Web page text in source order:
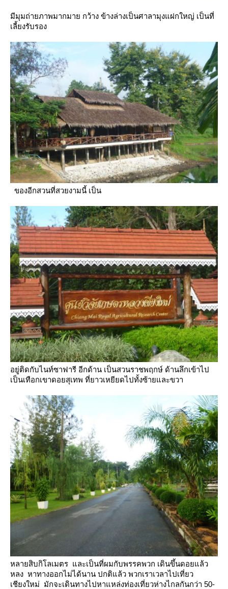
มีมุมถ่ายภาพมากมาย กว้าง ข้างล่างเป็นศาลามุงแฝกใหญ่ เป็นที่
เลี้ยงรับรอง
ของอีกสวนที่สวยงามนี้ เป็น
อยู่ติดกับไนท์ซาฟารี อีกด้าน เป็นสวนราชพฤกษ์ ด้านลึกเข้าไป
เป็นเทือกเขาดอยสุเทพ ที่ยาวเหยียดไปทั้งซ้ายและขวา
หลายสิบกิโลเมตร และเป็นที่ผมกับพรรคพวก เดินขึ้นดอยแล้ว
หลง หาทางออกไม่ได้นาน ปกติแล้ว พวกเราเวลาไปเที่ยว
เชียงใหม่ มักจะเดินทางไปหาแหล่งท่องเที่ยวห่างไกลกันกว่า 50-